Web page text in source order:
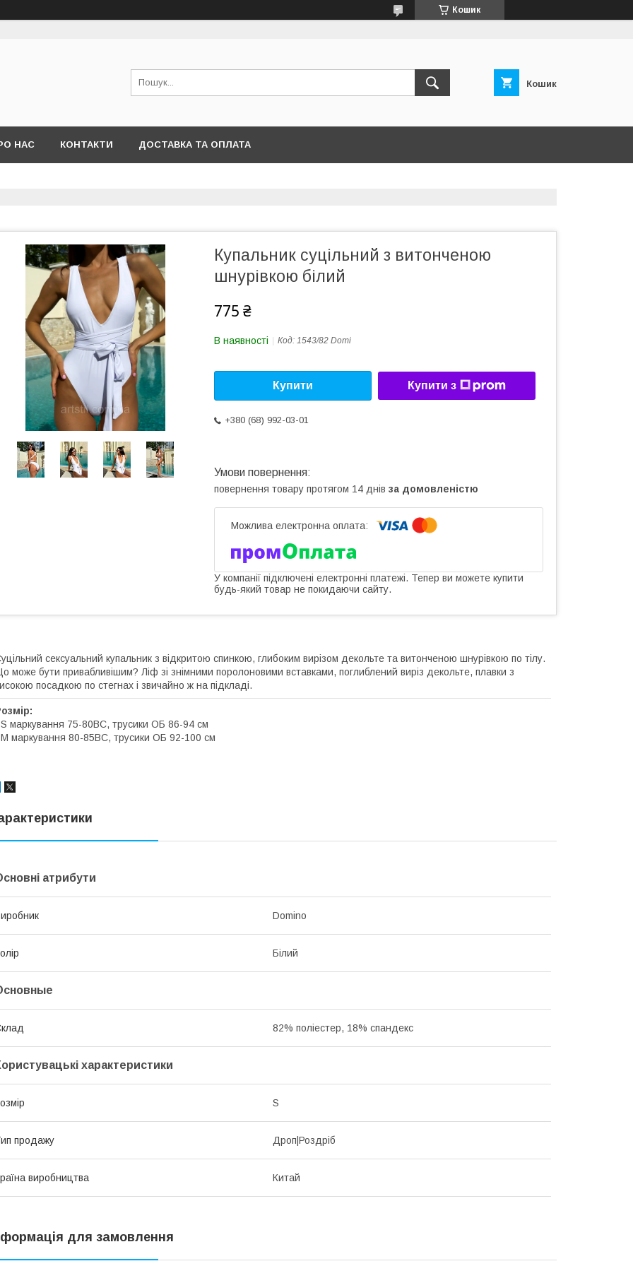
Кошик
Кошик
НАС КОНТАКТИ ДОСТАВКА ТА ОПЛАТА
Купальник суцільний з витонченою
шнурівкою білий
775 ₴
В наявності Код: 1543/82 Domi
Купити Купити з
+380 (68) 992-03-01
повернення товару протягом 14 днів за домовленістю
У компанії підключені електронні платежі. Тепер ви можете купити
будь-який товар не покидаючи сайту.
сексуальний купальник з відкритою спинкою, глибоким вирізом декольте та витонченою шнурівкою по тілу.
може бути привабливішим? Ліф зі знімними поролоновими вставками, поглиблений виріз декольте, плавки з
посадкою по стегнах і звичайно ж на підкладі.
маркування 75-80ВС, трусики ОБ 86-94 см
маркування 80-85ВС, трусики ОБ 92-100 см
атрибути
Domino
Білий
82% поліестер, 18% спандекс
характеристики
S
продажу Дроп|Роздріб
виробництва Китай
для замовлення